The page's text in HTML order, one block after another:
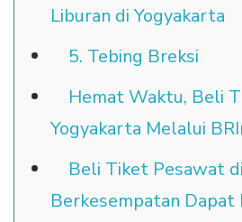
Liburan di Yogyakarta
5. Tebing Breksi
Hemat Waktu, Beli
Yogyakarta Melalui
Beli Tiket Pesawat
Berkesempatan Dapat